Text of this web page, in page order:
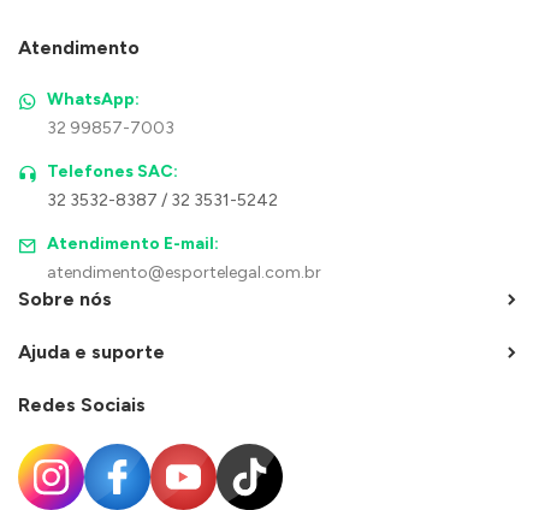
Atendimento
WhatsApp:
32 99857-7003
Telefones SAC:
32 3532-8387 / 32 3531-5242
Atendimento E-mail:
atendimento@esportelegal.com.br
Sobre nós
Ajuda e suporte
Redes Sociais